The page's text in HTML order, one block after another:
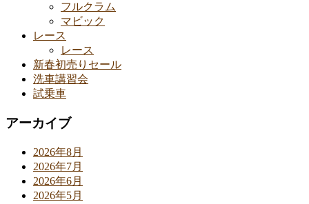
フルクラム
マビック
レース
レース
新春初売りセール
洗車講習会
試乗車
アーカイブ
2026年8月
2026年7月
2026年6月
2026年5月